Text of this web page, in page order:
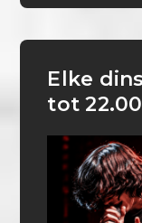
Elke
tot